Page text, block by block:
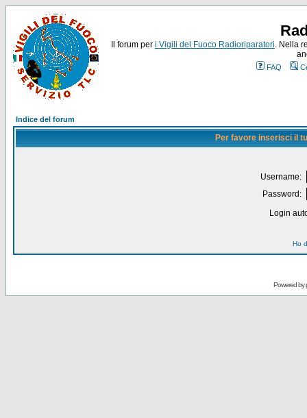
Il forum per i Vigili del Fuoco Radioriparatori. Nella
FAQ
Indice del forum
Per favore inserisci il
Username:
Password:
Login
Ho
Powered by